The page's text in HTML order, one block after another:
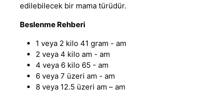
edilebilecek bir mama türüdür.
Beslenme Rehberi
1 veya 2 kilo 41 gram - am
2 veya 4 kilo am - am
4 veya 6 kilo 65 - am
6 veya 7 üzeri am - am
8 veya 12.5 üzeri am – am